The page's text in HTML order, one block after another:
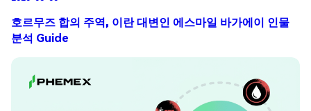
호르무즈 합의 주역, 이란 대변인 에스마일 바가에이 인물
분석 Guide